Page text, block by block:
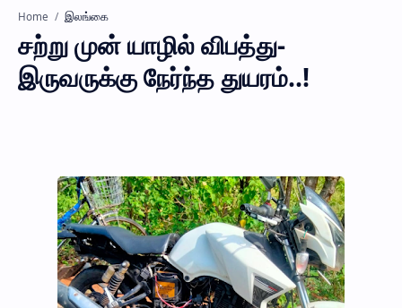
Home இலங்கை
சற்று முன் யாழில் விபத்து-
இருவருக்கு நேர்ந்த துயரம்..!